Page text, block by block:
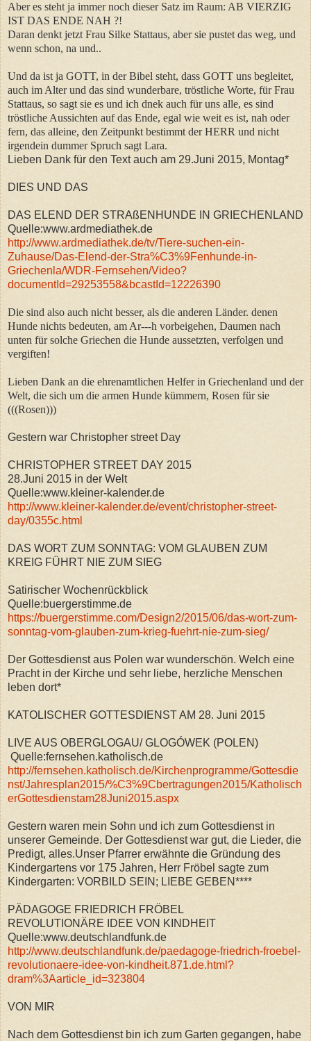
Aber es steht ja immer noch dieser Satz im Raum: AB VIERZIG
IST DAS ENDE NAH ?!
Daran denkt jetzt Frau Silke Stattaus, aber sie pustet das weg, und
wenn schon, na und..
Und da ist ja GOTT, in der Bibel steht, dass GOTT uns begleitet,
auch im Alter und das sind wunderbare, tröstliche Worte, für Frau
Stattaus, so sagt sie es und ich dnek auch für uns alle, es sind
tröstliche Aussichten auf das Ende, egal wie weit es ist, nah oder
fern, das alleine, den Zeitpunkt bestimmt der HERR und nicht
irgendein dummer Spruch sagt Lara.
Lieben Dank für den Text auch am 29.Juni 2015, Montag*
DIES UND DAS
DAS ELEND DER STRAßENHUNDE IN GRIECHENLAND
Quelle:www.ardmediathek.de
http://www.ardmediathek.de/tv/Tiere-suchen-ein-
Zuhause/Das-Elend-der-Stra%C3%9Fenhunde-in-
Griechenla/WDR-Fernsehen/Video?
documentId=29253558&bcastId=12226390
Die sind also auch nicht besser, als die anderen Länder. denen
Hunde nichts bedeuten, am Ar---h vorbeigehen, Daumen nach
unten für solche Griechen die Hunde aussetzten, verfolgen und
vergiften!
Lieben Dank an die ehrenamtlichen Helfer in Griechenland und der
Welt, die sich um die armen Hunde kümmern, Rosen für sie
(((Rosen)))
Gestern war Christopher street Day
CHRISTOPHER STREET DAY 2015
28.Juni 2015 in der Welt
Quelle:www.kleiner-kalender.de
http://www.kleiner-kalender.de/event/christopher-street-
day/0355c.html
DAS WORT ZUM SONNTAG: VOM GLAUBEN ZUM
KREIG FÜHRT NIE ZUM SIEG
Satirischer Wochenrückblick
Quelle:buergerstimme.de
https://buergerstimme.com/Design2/2015/06/das-wort-zum-
sonntag-vom-glauben-zum-krieg-fuehrt-nie-zum-sieg/
Der Gottesdienst aus Polen war wunderschön. Welch eine
Pracht in der Kirche und sehr liebe, herzliche Menschen
leben dort*
KATOLISCHER GOTTESDIENST AM 28. Juni 2015
LIVE AUS OBERGLOGAU/ GLOGÓWEK (POLEN)
Quelle:fernsehen.katholisch.de
http://fernsehen.katholisch.de/Kirchenprogramme/Gottesdie
nst/Jahresplan2015/%C3%9Cbertragungen2015/Katholisch
erGottesdienstam28Juni2015.aspx
Gestern waren mein Sohn und ich zum Gottesdienst in
unserer Gemeinde. Der Gottesdienst war gut, die Lieder, die
Predigt, alles.Unser Pfarrer erwähnte die Gründung des
Kindergartens vor 175 Jahren, Herr Fröbel sagte zum
Kindergarten: VORBILD SEIN; LIEBE GEBEN****
PÄDAGOGE FRIEDRICH FRÖBEL
REVOLUTIONÄRE IDEE VON KINDHEIT
Quelle:www.deutschlandfunk.de
http://www.deutschlandfunk.de/paedagoge-friedrich-froebel-
revolutionaere-idee-von-kindheit.871.de.html?
dram%3Aarticle_id=323804
VON MIR
Nach dem Gottesdienst bin ich zum Garten gegangen, habe